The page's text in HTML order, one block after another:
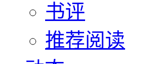
书评
推荐阅读